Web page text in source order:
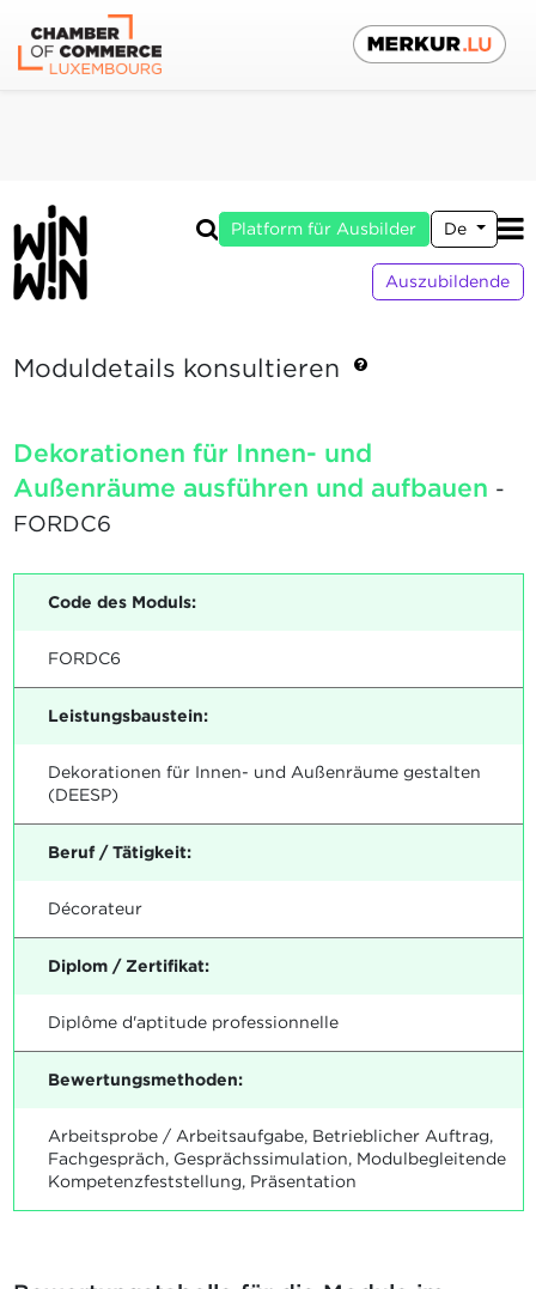
Platform für Ausbilder De
Auszubildende
Moduldetails konsultieren
Dekorationen für Innen- und
Außenräume ausführen und aufbauen -
FORDC6
Code des Moduls:
FORDC6
Leistungsbaustein:
Dekorationen für Innen- und Außenräume gestalten
(DEESP)
Beruf / Tätigkeit:
Décorateur
Diplom / Zertifikat:
Diplôme d'aptitude professionnelle
Bewertungsmethoden:
Arbeitsprobe / Arbeitsaufgabe, Betrieblicher Auftrag,
Fachgespräch, Gesprächssimulation, Modulbegleitende
Kompetenzfeststellung, Präsentation